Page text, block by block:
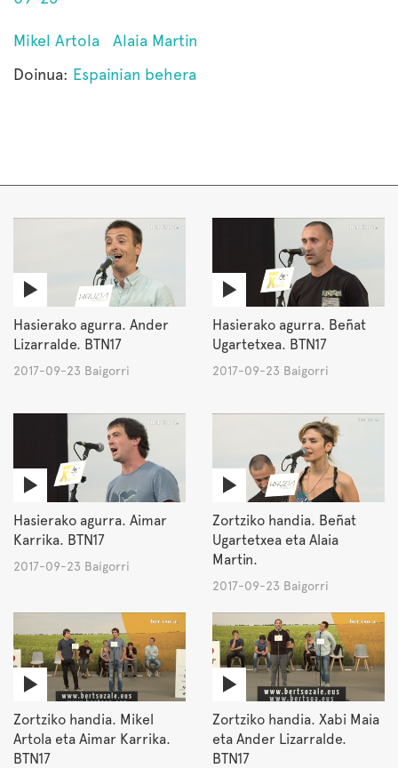
Mikel Artola
Alaia Martin
Doinua: Espainian behera
Hasierako agurra. Ander
Lizarralde. BTN17
2017-09-23 Baigorri
Hasierako agurra. Beñat
Ugartetxea. BTN17
2017-09-23 Baigorri
Hasierako agurra. Aimar
Karrika. BTN17
2017-09-23 Baigorri
Zortziko handia. Beñat
Ugartetxea eta Alaia
Martin.
2017-09-23 Baigorri
Zortziko handia. Mikel
Artola eta Aimar Karrika.
BTN17
Zortziko handia. Xabi Maia
eta Ander Lizarralde.
BTN17